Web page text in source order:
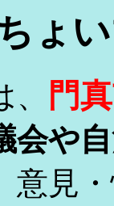
ょ
門
会や
意見